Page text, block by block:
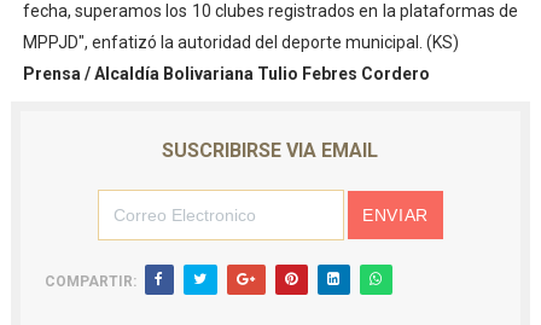
fecha, superamos los 10 clubes registrados en la plataformas de
MPPJD", enfatizó la autoridad del deporte municipal. (KS)
Prensa / Alcaldía Bolivariana Tulio Febres Cordero
SUSCRIBIRSE VIA EMAIL
COMPARTIR: